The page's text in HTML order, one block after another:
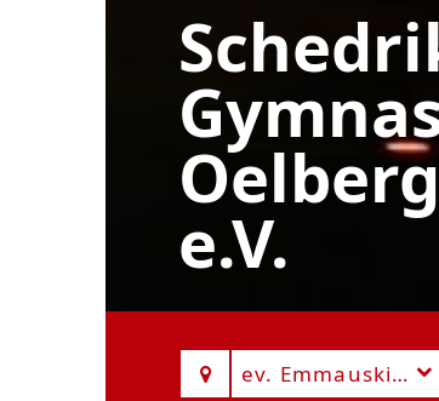
e.V.
ev. Emmauskirche